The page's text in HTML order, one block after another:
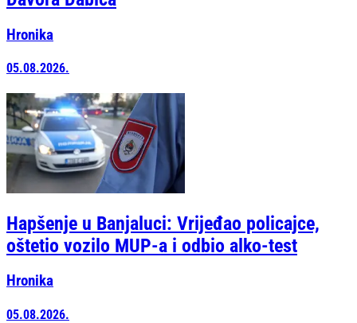
Hronika
05.08.2026.
Hapšenje u Banjaluci: Vrijeđao policajce,
oštetio vozilo MUP-a i odbio alko-test
Hronika
05.08.2026.